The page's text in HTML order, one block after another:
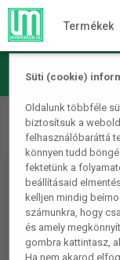
Süti (cookie)
Oldalunk többféle
biztosítsuk a
felhasználóbaráttá
könnyen tudd
fektetünk a
beállításaid
kelljen mindig
számunkra, hogy
és amely
gombra kattintasz,
Ha nem akarod
Termékek
Színezhető
féle